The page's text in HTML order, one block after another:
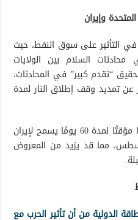
وإيران
التأثير على سوق النفط، حيث
السلام بين الولايات
“تقدم كبير” في المحادثات،
تمديد وقف إطلاق النار لمدة
كما منحت الولايات المتحدة ترخيصًا مؤقتًا لمدة 60 يومًا يسمح لإيران
ومنتجاته حتى 21 أغسطس، مما قد يزيد من المعروض
الدولية من أن تأثير الحرب مع